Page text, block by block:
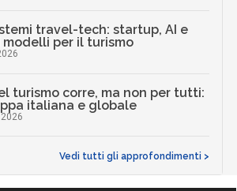
travel-tech: startup, AI e
modelli per il turismo
turismo corre, ma non per tutti:
italiana e globale
Vedi tutti gli approfondimenti >